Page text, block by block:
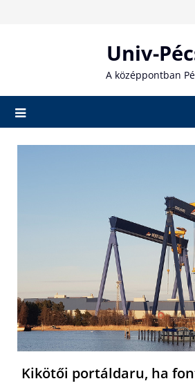
Univ-
A középpontban
Kikötői portáldaru, ha